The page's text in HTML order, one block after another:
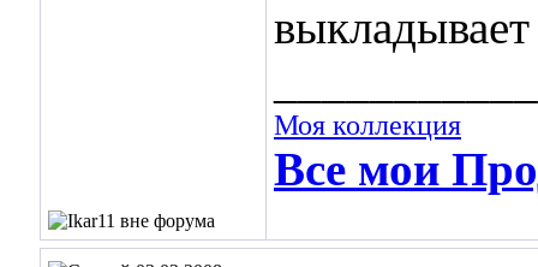
Моя коллекция
Все мои